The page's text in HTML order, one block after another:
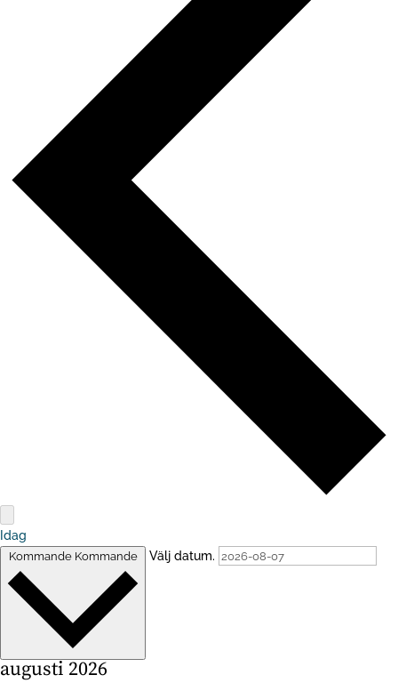
Idag
Kommande Kommande Välj datum.
augusti 2026